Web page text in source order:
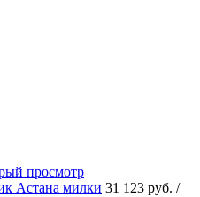
просмотр
Астана милки 31 123 руб. /